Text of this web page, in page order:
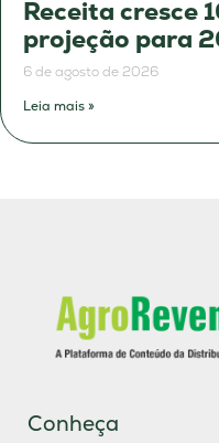
Receita cresce
projeção para
6 de agosto de 2026
Leia mais »
Conheça